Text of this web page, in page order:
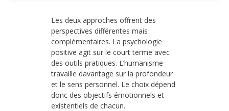
Les deux approches offrent des
perspectives différentes mais
complémentaires. La psychologie
positive agit sur le court terme avec
des outils pratiques. L’humanisme
travaille davantage sur la profondeur
et le sens personnel. Le choix dépend
donc des objectifs émotionnels et
existentiels de chacun.